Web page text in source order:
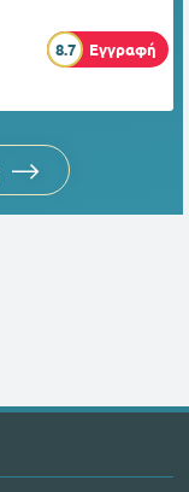
8.7 Εγγραφή